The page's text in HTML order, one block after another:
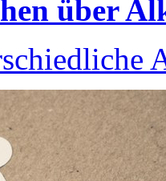
über